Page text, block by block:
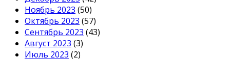
Ноябрь 2023 (50)
Октябрь 2023 (57)
Сентябрь 2023 (43)
Август 2023 (3)
Июль 2023 (2)